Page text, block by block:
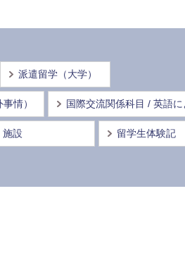
派遣留学（大学）
情） 国際交流関係科目 / 英語
施設 留学生体験記